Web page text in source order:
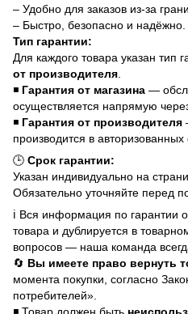
– Удобно для заказов из-за
– Быстро, безопасно и надёжно.
Тип гарантии:
Для каждого товара указан тип
от производителя
◾ Гарантия от магазина —
осуществляется напрямую
◾ Гарантия от производителя
производится в
🕒 Срок гарантии:
Указан индивидуально на
Обязательно уточняйте перед
ℹ️ Вся информация по гарантии
товара и дублируется в
вопросов — наша команда
🔄 Вы имеете право вернуть
момента покупки, согласно
потребителей».
◾ Товар должен быть